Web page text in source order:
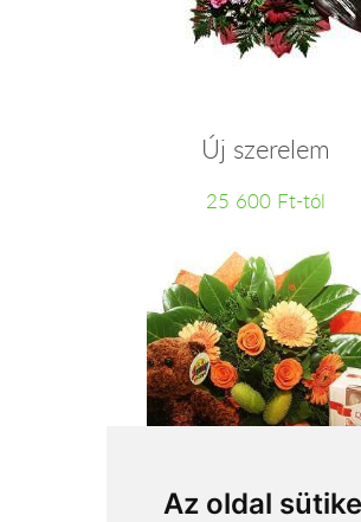
Az oldal
Új szerelem
25 600 Ft-tól
vegyes csokor plüssel,